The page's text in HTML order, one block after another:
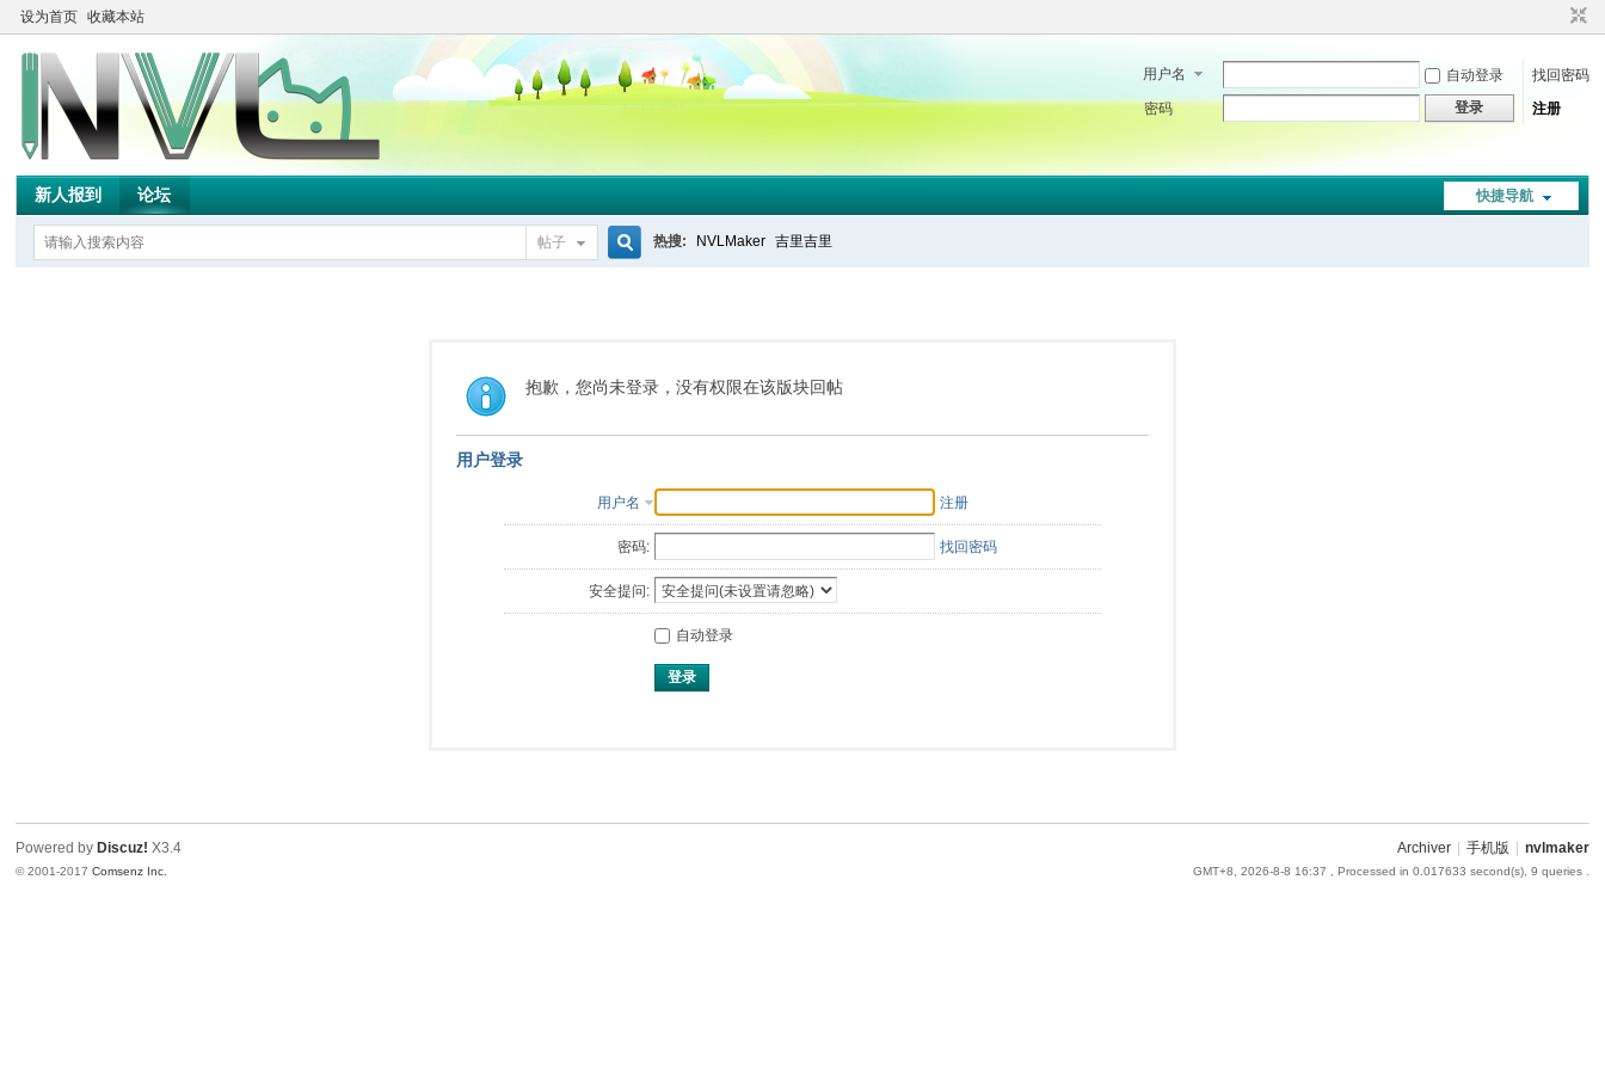
设为首页 收藏本站
用户名 自动登录
找回密码
密码
登录 注册
快捷导航
新人报到 论坛
帖子
索
热搜: NVLMaker 吉里吉里
抱歉，您尚未登录，没有权限在该版块回帖
用户登录
用户名 注册
密码: 找回密码
安全提问:
自动登录
登录
Archiver 手机版 nvlmaker
GMT+8, 2026-8-8 16:37 , Processed in 0.017633 second(s), 9 queries .
Powered by Discuz! X3.4
© 2001-2017Comsenz Inc.